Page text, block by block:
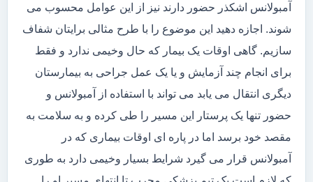
آمبولانس اشکذر حضور دارند نیز از این عوامل محسوب می
شوند. اجازه دهید این موضوع را با طرح مثالی برایتان شفاف
سازیم. گاهی اوقات یک بیمار که حال وخیمی ندارد و فقط
برای انجام چند آزمایش و یا یک عمل جراحی به بیمارستان
دیگری انتقال می یابد می تواند با استفاده از آمبولانس و
حضور تنها یک پرستار این مسیر را طی کرده و به سلامت به
مقصد خود برسد اما در پاره ای اوقات بیماری که در
آمبولانس قرار می گیرد شرایط بسیار وخیمی دارد به طوری